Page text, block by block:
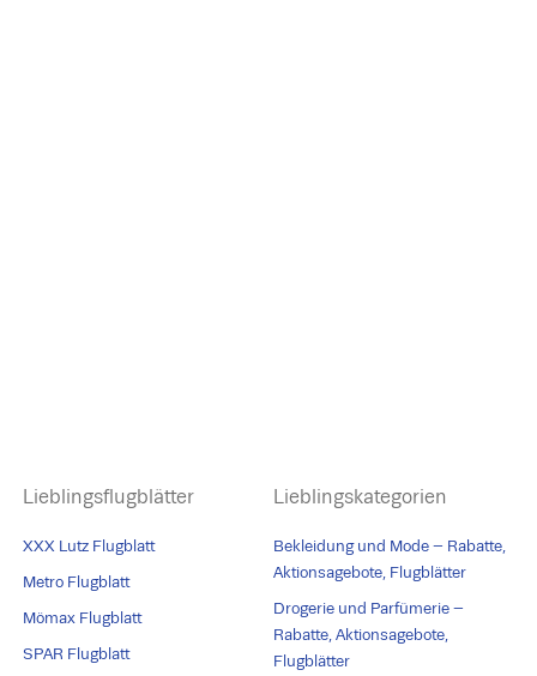
Lieblingsflugblätter
XXX Lutz Flugblatt
Metro Flugblatt
Mömax Flugblatt
SPAR Flugblatt
Lieblingskategorien
Bekleidung und Mode – Rabatte,
Aktionsagebote, Flugblätter
Drogerie und Parfümerie –
Rabatte, Aktionsagebote,
Flugblätter